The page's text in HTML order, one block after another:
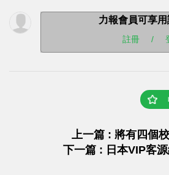
力報會員可享
註冊 /
上一篇 : 將有四個
下一篇 : 日本VIP客